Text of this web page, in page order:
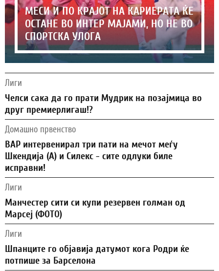
МЕСИ И ПО КРАЈОТ НА КАРИЕРАТА ЌЕ
ОСТАНЕ ВО ИНТЕР МАЈАМИ, НО НЕ ВО
СПОРТСКА УЛОГА
Лиги
Челси сака да го прати Мудрик на позајмица во
друг премиерлигаш!?
Домашно првенство
ВАР интервенирал три пати на мечот меѓу
Шкендија (А) и Силекс - сите одлуки биле
исправни!
Лиги
Манчестер сити си купи резервен голман од
Марсеј (ФОТО)
Лиги
Шпанците го објавија датумот кога Родри ќе
потпише за Барселона